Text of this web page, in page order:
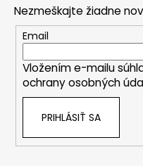
Nezmeškajte žiadne
Email
Vložením e-mailu
ochrany osobných
PRIHLÁSIŤ SA